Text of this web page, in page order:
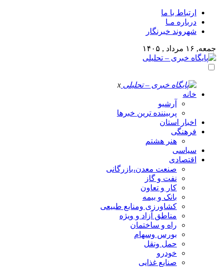
ارتباط با ما
درباره مـا
شهروند خبرنگار
جمعه, ۱۶ مرداد , ۱۴۰۵
x
خانه
آرشیو
پربیننده ترین خبرها
اخبار استان
فرهنگی
هنر هشتم
سیاسی
اقتصادی
صنعت معدن،بازرگانی
نفت و گاز
کار و تعاون
بانک و بیمه
کشاورزی ومنابع طبیعی
مناطق آزاد و ویژه
راه و ساختمان
بورس وسهام
حمل ونقل
خودرو
صنایع غذایی